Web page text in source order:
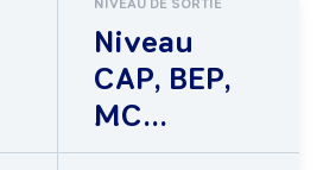
NIVEAU DE SORTIE
Niveau
CAP, BEP,
MC...